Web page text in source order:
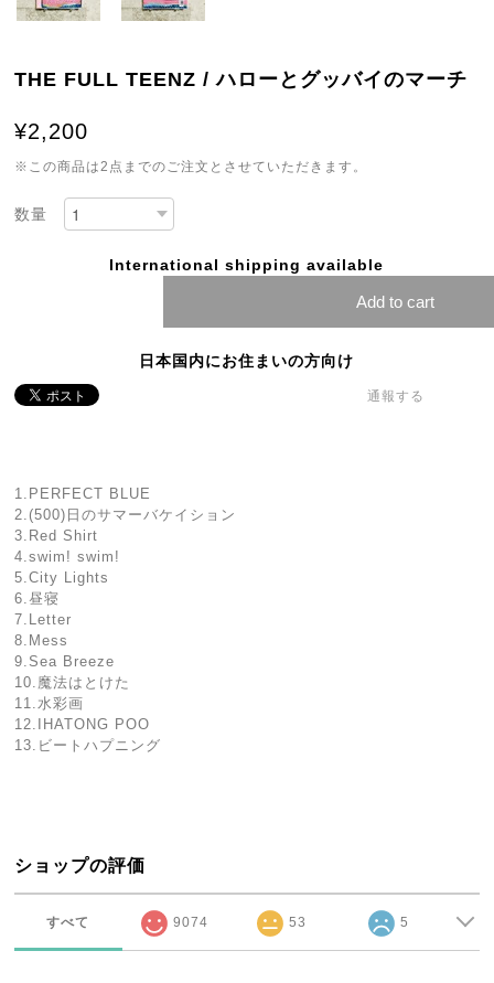
THE FULL TEENZ / ハローとグッバイのマーチ
¥2,200
※この商品は2点までのご注文とさせていただきます。
数量
International shipping available
Add to cart
日本国内にお住まいの方向け
通報する
1.PERFECT BLUE
2.(500)日のサマーバケイション
3.Red Shirt
4.swim! swim!
5.City Lights
6.昼寝
7.Letter
8.Mess
9.Sea Breeze
10.魔法はとけた
11.水彩画
12.IHATONG POO
13.ビートハプニング
ショップの評価
すべて 9074 53 5